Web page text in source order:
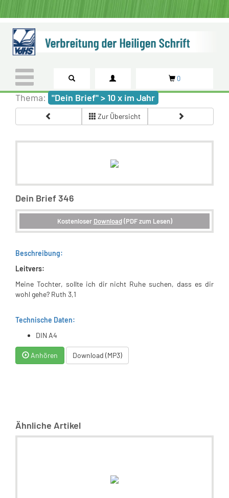
0
Thema: "Dein Brief" > 10 x im Jahr
Zur Übersicht
Dein Brief 346
Kostenloser Download(PDF zum Lesen)
Beschreibung:
Leitvers:
Meine Tochter, sollte ich dir nicht Ruhe suchen, dass es dir
wohl gehe? Ruth 3,1
Technische Daten:
DIN A4
Anhören Download (MP3)
Ähnliche Artikel